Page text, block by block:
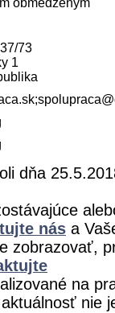
obmedzeným
73
1
dňa
nás a
zobrazovať,
na
nie